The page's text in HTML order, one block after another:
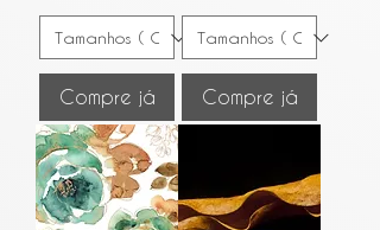
Compre já Compre já